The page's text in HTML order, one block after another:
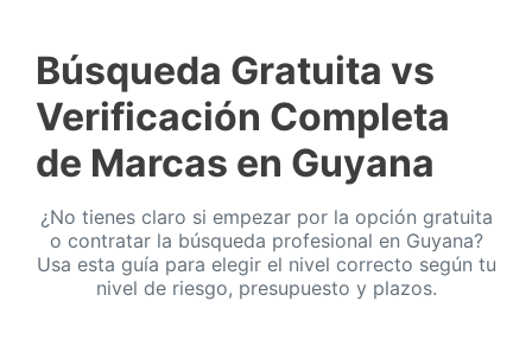
Búsqueda Gratuita vs
Verificación Completa
de Marcas en Guyana
¿No tienes claro si empezar por la opción gratuita
o contratar la búsqueda profesional en Guyana?
Usa esta guía para elegir el nivel correcto según tu
nivel de riesgo, presupuesto y plazos.